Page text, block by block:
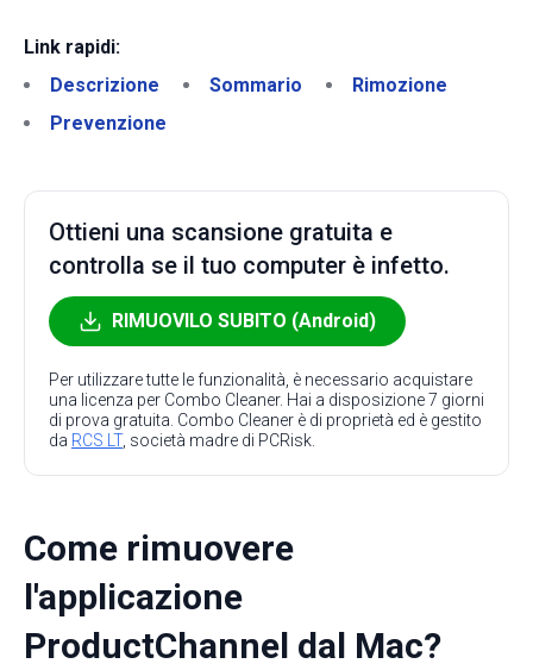
Link rapidi:
Descrizione
Sommario
Rimozione
Prevenzione
Ottieni una scansione gratuita e
controlla se il tuo computer è infetto.
RIMUOVILO SUBITO (Android)
Per utilizzare tutte le funzionalità, è necessario acquistare
una licenza per Combo Cleaner. Hai a disposizione 7 giorni
di prova gratuita. Combo Cleaner è di proprietà ed è gestito
da RCS LT, società madre di PCRisk.
Come rimuovere
l'applicazione
ProductChannel dal Mac?